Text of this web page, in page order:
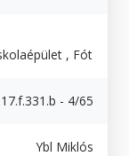
, Fót
- 4/65
Ybl Miklós